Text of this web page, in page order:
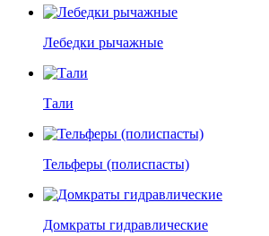
Лебедки рычажные
Тали
Тельферы (полиспасты)
Домкраты гидравлические